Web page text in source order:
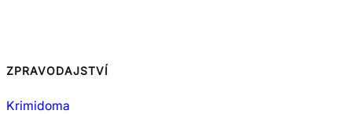
ZPRAVODAJSTVÍ
Krimidoma